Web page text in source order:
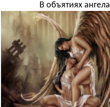
В объятиях ангела